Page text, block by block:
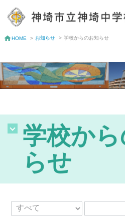
HOME > お知らせ > 学校からのお知らせ
学校か
らせ